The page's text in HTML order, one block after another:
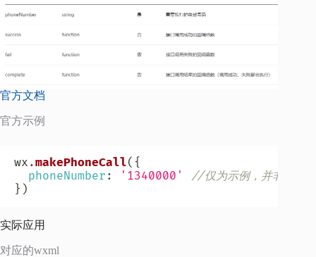
官方文档
官方示例
wx .makePhoneCall( {
phoneNumber : '1340000'
//仅为示例，并非真实
} )
实际应用
对应的wxml